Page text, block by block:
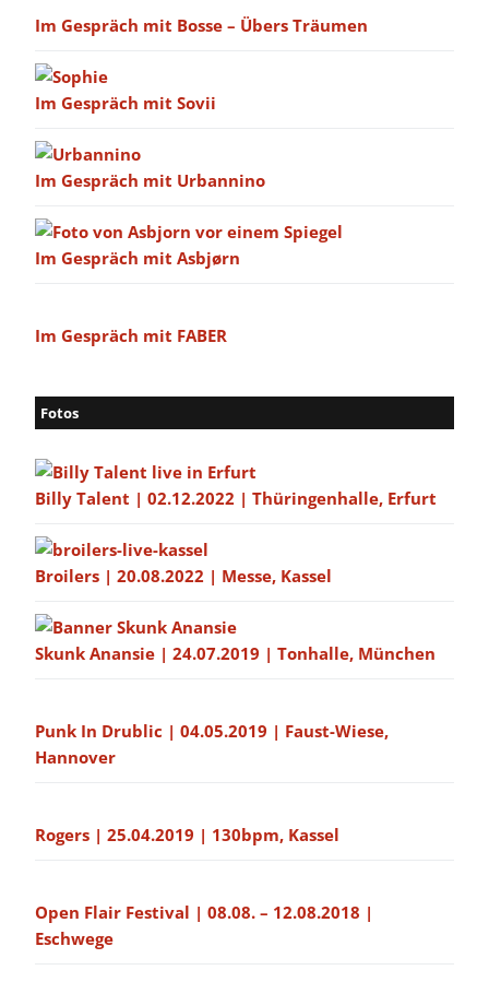
Im Gespräch mit Bosse – Übers Träumen
Im Gespräch mit Sovii
Im Gespräch mit Urbannino
Im Gespräch mit Asbjørn
Im Gespräch mit FABER
Fotos
Billy Talent | 02.12.2022 | Thüringenhalle, Erfurt
Broilers | 20.08.2022 | Messe, Kassel
Skunk Anansie | 24.07.2019 | Tonhalle, München
Punk In Drublic | 04.05.2019 | Faust-Wiese,
Hannover
Rogers | 25.04.2019 | 130bpm, Kassel
Open Flair Festival | 08.08. – 12.08.2018 |
Eschwege